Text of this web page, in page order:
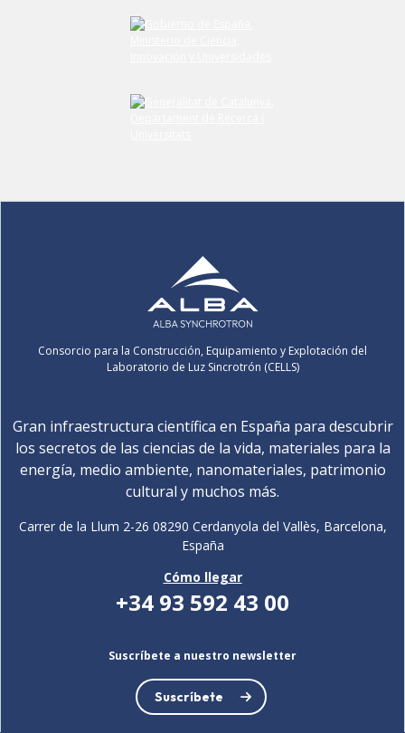
Consorcio para la Construcción, Equipamiento y Explotación del
Laboratorio de Luz Sincrotrón (CELLS)
Gran infraestructura científica en España para descubrir
los secretos de las ciencias de la vida, materiales para la
energía, medio ambiente, nanomateriales, patrimonio
cultural y muchos más.
Carrer de la Llum 2-26 08290 Cerdanyola del Vallès, Barcelona,
España
Cómo llegar
+34 93 592 43 00
Suscríbete a nuestro newsletter
Suscríbete